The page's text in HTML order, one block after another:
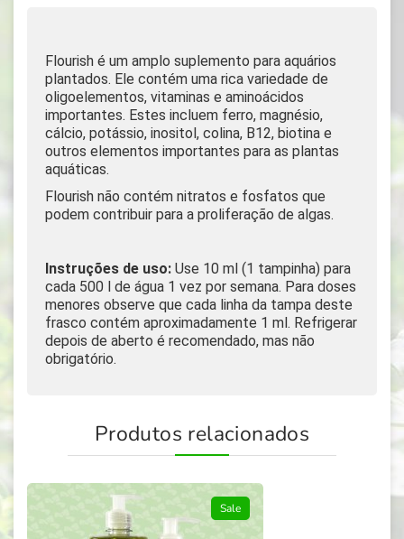
Flourish é um amplo suplemento para aquários
plantados. Ele contém uma rica variedade de
oligoelementos, vitaminas e aminoácidos
importantes. Estes incluem ferro, magnésio,
cálcio, potássio, inositol, colina, B12, biotina e
outros elementos importantes para as plantas
aquáticas.
Flourish não contém nitratos e fosfatos que
podem contribuir para a proliferação de algas.
Instruções de uso: Use 10 ml (1 tampinha) para
cada 500 l de água 1 vez por semana. Para doses
menores observe que cada linha da tampa deste
frasco contém aproximadamente 1 ml. Refrigerar
depois de aberto é recomendado, mas não
obrigatório.
Produtos relacionados
Sale